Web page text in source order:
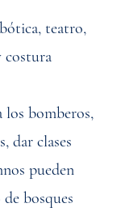
teatro,
costura
los bomberos,
dar clases
pueden
bosques